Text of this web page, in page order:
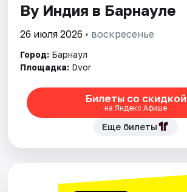
Артисты
Рейтинги
By Индия в Барнауле
26 июля 2026 • воскресенье
Город: Барнаул
Площадка: Dvor
Билеты со скидкой
на Яндекс Афише
Еще билеты